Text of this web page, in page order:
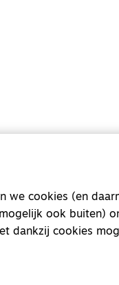
Magazine
Kvk-nummer
cookies (en
ook buiten)
dankzij cookies